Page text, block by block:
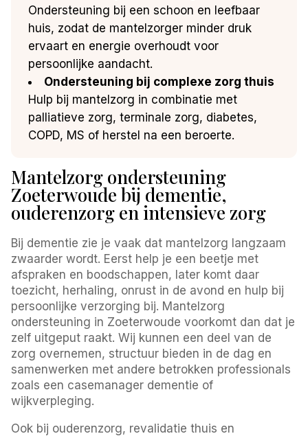
Ondersteuning bij een schoon en leefbaar
huis, zodat de mantelzorger minder druk
ervaart en energie overhoudt voor
persoonlijke aandacht.
Ondersteuning bij complexe zorg thuis
Hulp bij mantelzorg in combinatie met
palliatieve zorg, terminale zorg, diabetes,
COPD, MS of herstel na een beroerte.
Mantelzorg ondersteuning
Zoeterwoude bij dementie,
ouderenzorg en intensieve zorg
Bij dementie zie je vaak dat mantelzorg langzaam
zwaarder wordt. Eerst help je een beetje met
afspraken en boodschappen, later komt daar
toezicht, herhaling, onrust in de avond en hulp bij
persoonlijke verzorging bij. Mantelzorg
ondersteuning in Zoeterwoude voorkomt dan dat je
zelf uitgeput raakt. Wij kunnen een deel van de
zorg overnemen, structuur bieden in de dag en
samenwerken met andere betrokken professionals
zoals een casemanager dementie of
wijkverpleging.
Ook bij ouderenzorg, revalidatie thuis en